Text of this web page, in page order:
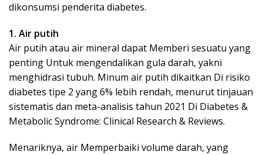
dikonsumsi penderita diabetes.
1. Air putih
Air putih atau air mineral dapat Memberi sesuatu yang
penting Untuk mengendalikan gula darah, yakni
menghidrasi tubuh. Minum air putih dikaitkan Di risiko
diabetes tipe 2 yang 6% lebih rendah, menurut tinjauan
sistematis dan meta-analisis tahun 2021 Di Diabetes &
Metabolic Syndrome: Clinical Research & Reviews.
Menariknya, air Memperbaiki volume darah, yang